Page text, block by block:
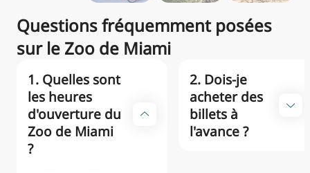
Questions fréquemment posées
sur le Zoo de Miami
1. Quelles sont
les heures
d'ouverture du
Zoo de Miami
?
2. Dois-je
acheter des
billets à
l'avance ?